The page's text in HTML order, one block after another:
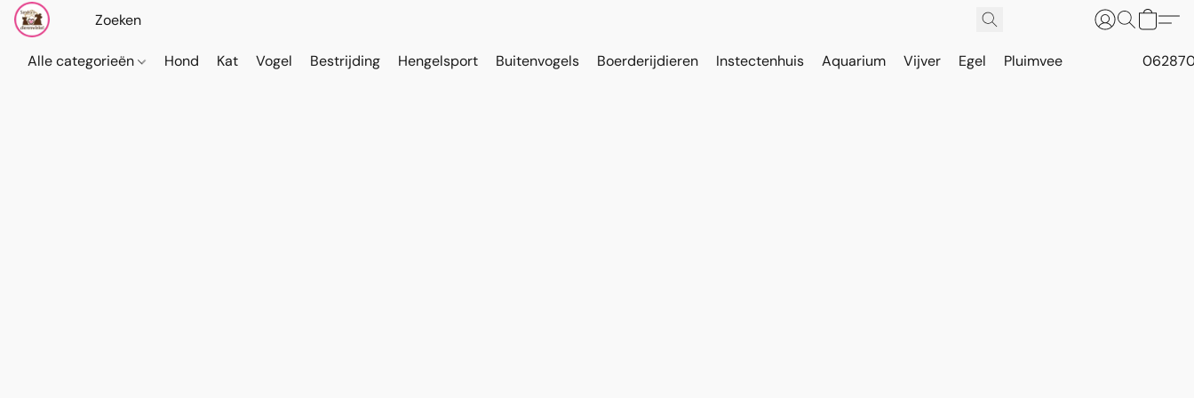
Alle categorieën Hond Kat Vogel Bestrijding Hengelsport Buitenvogels Boerderijdieren Instectenhuis Aquarium Vijver Egel Pluimvee